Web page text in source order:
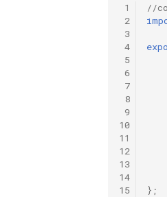
1
2
3
4
5
6
7
8
9
10
11
12
13
14
15
//
};